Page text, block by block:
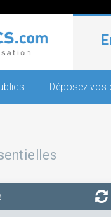
Déposez vos